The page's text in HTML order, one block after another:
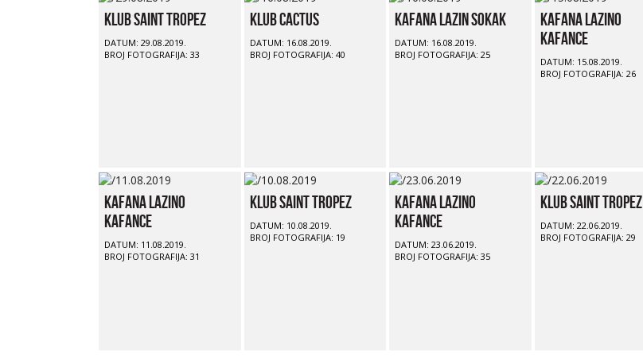
Klub Saint Tropez
DATUM: 29.08.2019.
BROJ FOTOGRAFIJA: 33
Klub Cactus
DATUM: 16.08.2019.
BROJ FOTOGRAFIJA: 40
Kafana Lazin Sokak
DATUM: 16.08.2019.
BROJ FOTOGRAFIJA: 25
Kafana Lazino
Kafance
DATUM: 15.08.2019.
BROJ FOTOGRAFIJA: 26
Kafana Lazino
Kafance
DATUM: 11.08.2019.
BROJ FOTOGRAFIJA: 31
Klub Saint Tropez
DATUM: 10.08.2019.
BROJ FOTOGRAFIJA: 19
Kafana Lazino
Kafance
DATUM: 23.06.2019.
BROJ FOTOGRAFIJA: 35
Klub Saint Tropez
DATUM: 22.06.2019.
BROJ FOTOGRAFIJA: 29